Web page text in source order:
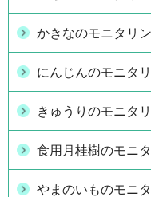
かきなのモニタリ
にんじんのモニタ
きゅうりのモニタ
食用月桂樹のモニ
やまのいものモニ